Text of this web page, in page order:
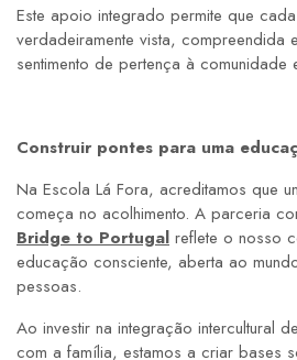
Este apoio integrado permite que
verdadeiramente vista,
sentimento de pertença à comunidade
Construir pontes para uma
Na Escola Lá Fora, acreditamos que
começa no acolhimento. A parceria
Bridge to Portugal reflete o nosso
educação consciente, aberta ao
pessoas.
Ao investir na integração intercultural
com a família, estamos a criar bases